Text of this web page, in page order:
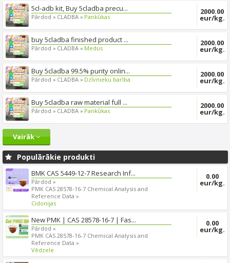
5cl-adb kit, Buy 5cladba precu...
Pārdod » CLADBA » Pankūkas
2000.00
eur/kg.
buy 5cladba finished product ...
Pārdod » CLADBA » Medus
2000.00
eur/kg.
Buy 5cladba 99.5% purity onlin...
Pārdod » CLADBA » Dzīvnieku barība
2000.00
eur/kg.
Buy 5cladba raw material full ...
Pārdod » CLADBA » Pankūkas
2000.00
eur/kg.
Vairāk
Populārākie produkti
BMK CAS 5449-12-7 Research Inf...
Pārdod »
PMK CAS 28578-16-7 Chemical Analysis and
Reference Data »
Cidonijas
0.00
eur/kg.
New PMK | CAS 28578-16-7 | Fas...
Pārdod »
PMK CAS 28578-16-7 Chemical Analysis and
Reference Data »
Vēdzele
0.00
eur/kg.